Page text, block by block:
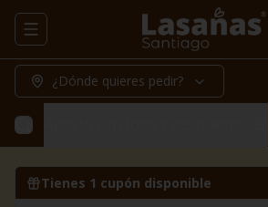
Abrir menu de navegación
¿Dónde quieres pedir?
Tienes 1 cupón disponible